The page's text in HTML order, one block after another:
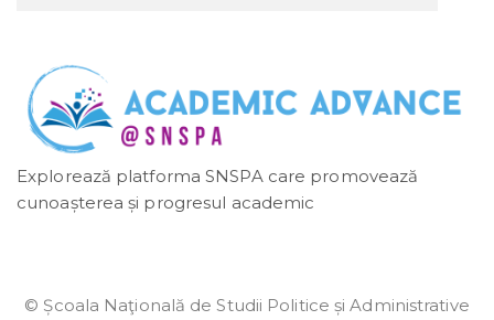
Explorează platforma SNSPA care promovează
cunoașterea și progresul academic
© Școala Naţională de Studii Politice și Administrative